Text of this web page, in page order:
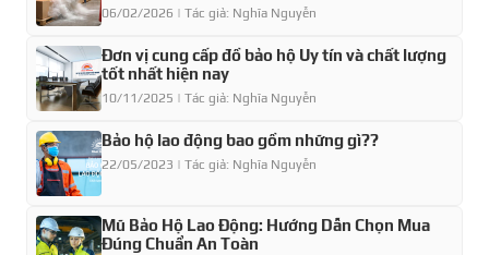
06/02/2026 | Tác giả: Nghĩa Nguyễn
Đơn vị cung cấp đồ bảo hộ Uy tín và chất lượng
tốt nhất hiện nay
10/11/2025 | Tác giả: Nghĩa Nguyễn
Bảo hộ lao động bao gồm những gì??
22/05/2023 | Tác giả: Nghĩa Nguyễn
Mũ Bảo Hộ Lao Động: Hướng Dẫn Chọn Mua
Đúng Chuẩn An Toàn